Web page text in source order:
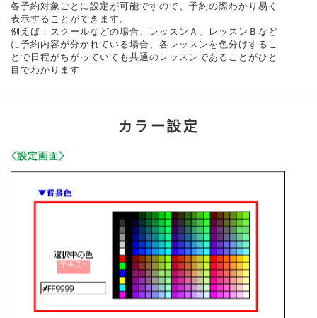
各予約対象ごとに設定が可能ですので、予約の際わかり易く
表示することができます。
例えば：スクールなどの場合、レッスンＡ、レッスンＢなど
に予約内容が分かれている場合、各レッスンを色分けするこ
とで日程がちがっていても共通のレッスンであることがひと
目でわかります
カラー設定